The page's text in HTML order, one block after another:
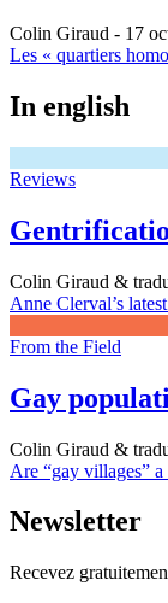
Colin Giraud - 17
Les « quartiers
In english
Reviews
Colin Giraud &
Anne Clerval’s
From the Field
Gay
Colin Giraud &
Are “gay villages”
Newsletter
Recevez